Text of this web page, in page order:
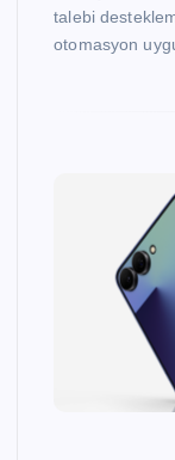
talebi
otomasyon